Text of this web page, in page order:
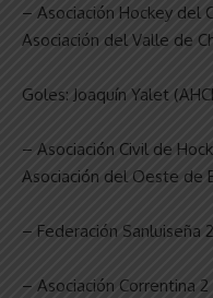
– Asociación Hockey del
Asociación del Valle de
Goles: Joaquín Yalet
– Asociación Civil de
Asociación del Oeste de
– Federación Sanluiseña
– Asociación Correntina